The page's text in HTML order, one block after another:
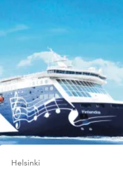
Helsinki